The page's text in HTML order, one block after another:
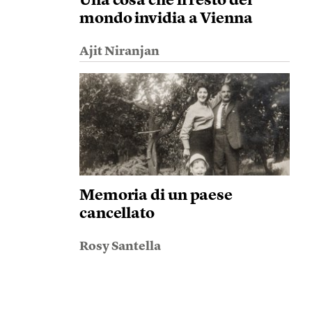
mondo invidia a Vienna
Ajit Niranjan
Memoria di un paese
cancellato
Rosy Santella